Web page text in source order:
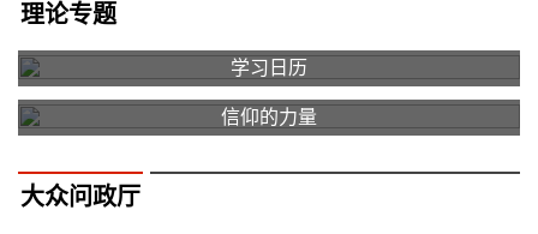
理论专题
学习日历
信仰的力量
大众问政厅